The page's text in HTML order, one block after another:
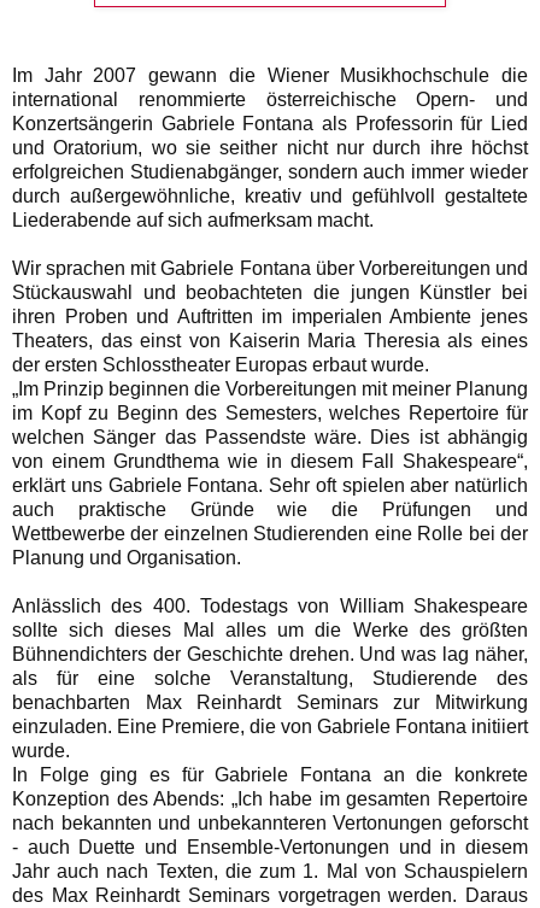
Im Jahr 2007 gewann die Wiener Musikhochschule die
international renommierte österreichische Opern- und
Konzertsängerin Gabriele Fontana als Professorin für Lied
und Oratorium, wo sie seither nicht nur durch ihre höchst
erfolgreichen Studienabgänger, sondern auch immer wieder
durch außergewöhnliche, kreativ und gefühlvoll gestaltete
Liederabende auf sich aufmerksam macht.
Wir sprachen mit Gabriele Fontana über Vorbereitungen und
Stückauswahl und beobachteten die jungen Künstler bei
ihren Proben und Auftritten im imperialen Ambiente jenes
Theaters, das einst von Kaiserin Maria Theresia als eines
der ersten Schlosstheater Europas erbaut wurde.
„Im Prinzip beginnen die Vorbereitungen mit meiner Planung
im Kopf zu Beginn des Semesters, welches Repertoire für
welchen Sänger das Passendste wäre. Dies ist abhängig
von einem Grundthema wie in diesem Fall Shakespeare“,
erklärt uns Gabriele Fontana. Sehr oft spielen aber natürlich
auch praktische Gründe wie die Prüfungen und
Wettbewerbe der einzelnen Studierenden eine Rolle bei der
Planung und Organisation.
Anlässlich des 400. Todestags von William Shakespeare
sollte sich dieses Mal alles um die Werke des größten
Bühnendichters der Geschichte drehen. Und was lag näher,
als für eine solche Veranstaltung, Studierende des
benachbarten Max Reinhardt Seminars zur Mitwirkung
einzuladen. Eine Premiere, die von Gabriele Fontana initiiert
wurde.
In Folge ging es für Gabriele Fontana an die konkrete
Konzeption des Abends: „Ich habe im gesamten Repertoire
nach bekannten und unbekannteren Vertonungen geforscht
- auch Duette und Ensemble-Vertonungen und in diesem
Jahr auch nach Texten, die zum 1. Mal von Schauspielern
des Max Reinhardt Seminars vorgetragen werden. Daraus